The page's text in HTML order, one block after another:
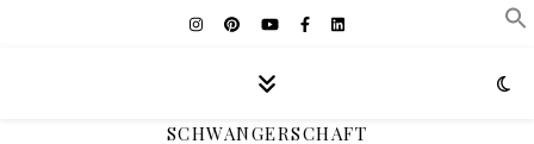
SCHWANGERSCHAFT